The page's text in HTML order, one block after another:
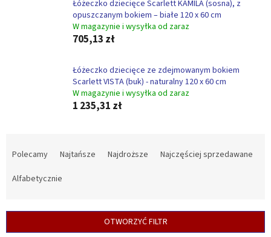
Łóżeczko dziecięce Scarlett KAMILA (sosna), z
opuszczanym bokiem – białe 120 x 60 cm
W magazynie i wysyłka od zaraz
705,13 zł
Łóżeczko dziecięce ze zdejmowanym bokiem
Scarlett VISTA (buk) - naturalny 120 x 60 cm
W magazynie i wysyłka od zaraz
1 235,31 zł
w
n
Polecamy Najtańsze Najdroższe
Najczęściej sprzedawane
Alfabetycznie
OTWORZYĆ FILTR